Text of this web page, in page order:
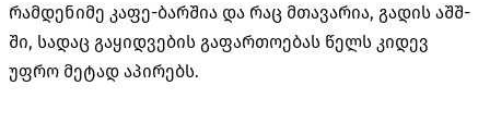
რამდენიმე კაფე-ბარშია და რაც მთავარია, გადის აშშ-
ში, სადაც გაყიდვების გაფართოებას წელს კიდევ
უფრო მეტად აპირებს.